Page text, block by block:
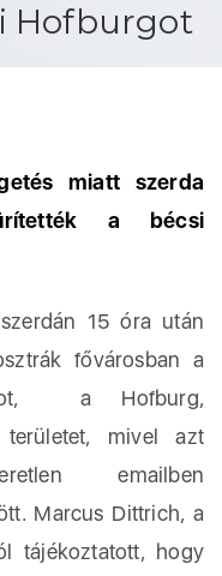
Hofburgot
miatt szerda
a bécsi
15 óra után
fővárosban a
a Hofburg,
mivel azt
emailben
Marcus Dittrich, a
tájékoztatott, hogy